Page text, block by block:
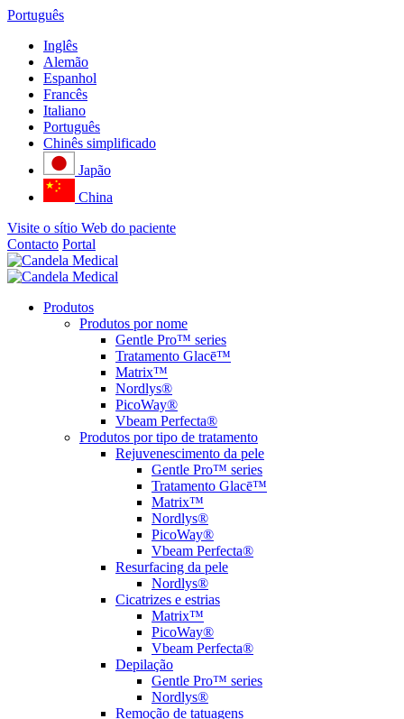
Português
Inglês
Alemão
Espanhol
Francês
Italiano
Português
Chinês simplificado
Japão
China
Visite o sítio Web do paciente
Contacto Portal
Produtos
Produtos por nome
Gentle Pro™ series
Tratamento Glacē™
Matrix™
Nordlys®
PicoWay®
Vbeam Perfecta®
Produtos por tipo de tratamento
Rejuvenescimento da pele
Gentle Pro™ series
Tratamento Glacē™
Matrix™
Nordlys®
PicoWay®
Vbeam Perfecta®
Resurfacing da pele
Nordlys®
Cicatrizes e estrias
Matrix™
PicoWay®
Vbeam Perfecta®
Depilação
Gentle Pro™ series
Nordlys®
Remoção de tatuagens